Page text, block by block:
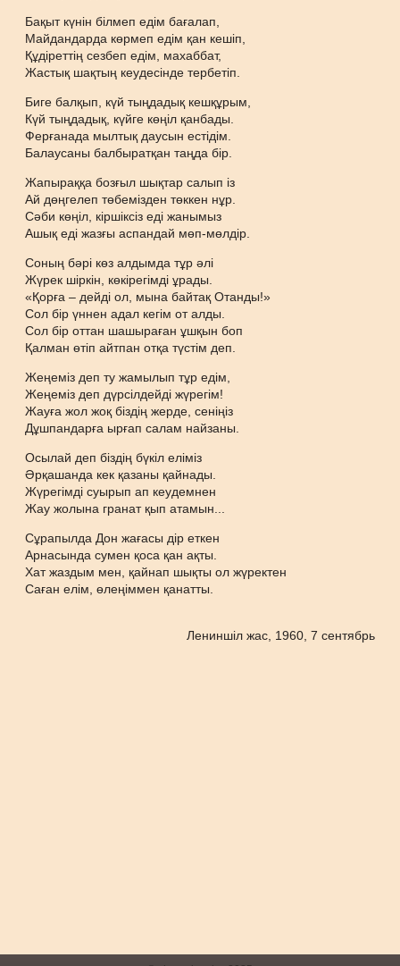
Бақыт күнін білмеп едім бағалап,
Майдандарда көрмеп едім қан кешіп,
Құдіреттің сезбеп едім, махаббат,
Жастық шақтың кеудесінде тербетіп.
Биге балқып, күй тыңдадық кешқұрым,
Күй тыңдадық, күйге көңіл қанбады.
Ферғанада мылтық даусын естідім.
Балаусаны балбыратқан таңда бір.
Жапыраққа бозғыл шықтар салып із
Ай дөңгелеп төбемізден төккен нұр.
Сәби көңіл, кіршіксіз еді жанымыз
Ашық еді жазғы аспандай мөп-мөлдір.
Соның бәрі көз алдымда тұр әлі
Жүрек шіркін, көкірегімді ұрады.
«Қорға – дейді ол, мына байтақ Отанды!»
Сол бір үннен адал кегім от алды.
Сол бір оттан шашыраған ұшқын боп
Қалман өтіп айтпан отқа түстім деп.
Жеңеміз деп ту жамылып тұр едім,
Жеңеміз деп дүрсілдейді жүрегім!
Жауға жол жоқ біздің жерде, сеніңіз
Дұшпандарға ырғап салам найзаны.
Осылай деп біздің бүкіл еліміз
Әрқашанда кек қазаны қайнады.
Жүрегімді суырып ап кеудемнен
Жау жолына гранат қып атамын...
Сұрапылда Дон жағасы дір еткен
Арнасында сумен қоса қан ақты.
Хат жаздым мен, қайнап шықты ол жүректен
Саған елім, өлеңіммен қанатты.
Лениншіл жас, 1960, 7 сентябрь